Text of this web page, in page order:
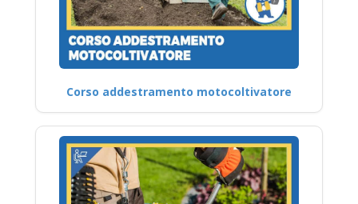
Corso addestramento motocoltivatore